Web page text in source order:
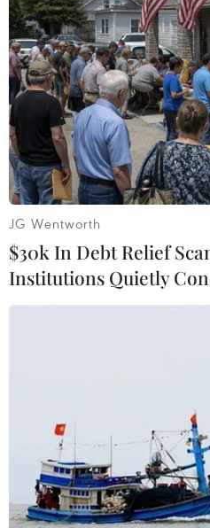
Sở Y tế Sơn La kết luận,
cấp độ IV không hồi phục
(ComBE Five), loại trừ
vắcxin kém và thực hành
chuẩn.
Quang cảnh buổi thông tin về
chủng vắcxin. (Ảnh:
Ngày 15/10, Sở Y tế tỉnh
đã có kết luận về
JG Wentworth
$30k In Debt Relief
Institutions Quietly